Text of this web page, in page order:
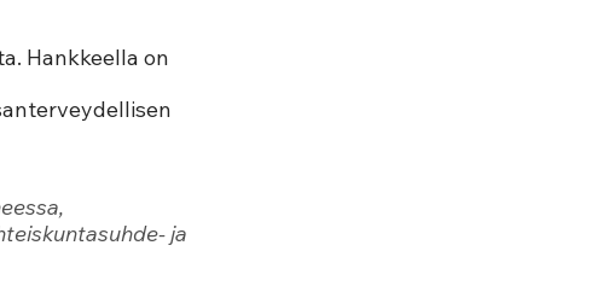
Hankkeella on
ja